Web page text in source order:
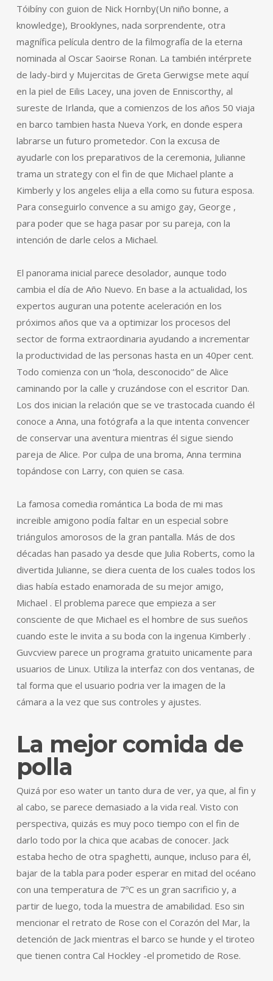
Tóibíny con guion de Nick Hornby(Un niño bonne, a
knowledge), Brooklynes, nada sorprendente, otra
magnífica película dentro de la filmografía de la eterna
nominada al Oscar Saoirse Ronan. La también intérprete
de lady-bird y Mujercitas de Greta Gerwigse mete aquí
en la piel de Eilis Lacey, una joven de Enniscorthy, al
sureste de Irlanda, que a comienzos de los años 50 viaja
en barco tambien hasta Nueva York, en donde espera
labrarse un futuro prometedor. Con la excusa de
ayudarle con los preparativos de la ceremonia, Julianne
trama un strategy con el fin de que Michael plante a
Kimberly y los angeles elija a ella como su futura esposa.
Para conseguirlo convence a su amigo gay, George ,
para poder que se haga pasar por su pareja, con la
intención de darle celos a Michael.
El panorama inicial parece desolador, aunque todo
cambia el día de Año Nuevo. En base a la actualidad, los
expertos auguran una potente aceleración en los
próximos años que va a optimizar los procesos del
sector de forma extraordinaria ayudando a incrementar
la productividad de las personas hasta en un 40per cent.
Todo comienza con un “hola, desconocido” de Alice
caminando por la calle y cruzándose con el escritor Dan.
Los dos inician la relación que se ve trastocada cuando él
conoce a Anna, una fotógrafa a la que intenta convencer
de conservar una aventura mientras él sigue siendo
pareja de Alice. Por culpa de una broma, Anna termina
topándose con Larry, con quien se casa.
La famosa comedia romántica La boda de mi mas
increible amigono podía faltar en un especial sobre
triángulos amorosos de la gran pantalla. Más de dos
décadas han pasado ya desde que Julia Roberts, como la
divertida Julianne, se diera cuenta de los cuales todos los
dias había estado enamorada de su mejor amigo,
Michael . El problema parece que empieza a ser
consciente de que Michael es el hombre de sus sueños
cuando este le invita a su boda con la ingenua Kimberly .
Guvcview parece un programa gratuito unicamente para
usuarios de Linux. Utiliza la interfaz con dos ventanas, de
tal forma que el usuario podria ver la imagen de la
cámara a la vez que sus controles y ajustes.
La mejor comida de
polla
Quizá por eso water un tanto dura de ver, ya que, al fin y
al cabo, se parece demasiado a la vida real. Visto con
perspectiva, quizás es muy poco tiempo con el fin de
darlo todo por la chica que acabas de conocer. Jack
estaba hecho de otra spaghetti, aunque, incluso para él,
bajar de la tabla para poder esperar en mitad del océano
con una temperatura de 7ºC es un gran sacrificio y, a
partir de luego, toda la muestra de amabilidad. Eso sin
mencionar el retrato de Rose con el Corazón del Mar, la
detención de Jack mientras el barco se hunde y el tiroteo
que tienen contra Cal Hockley -el prometido de Rose.